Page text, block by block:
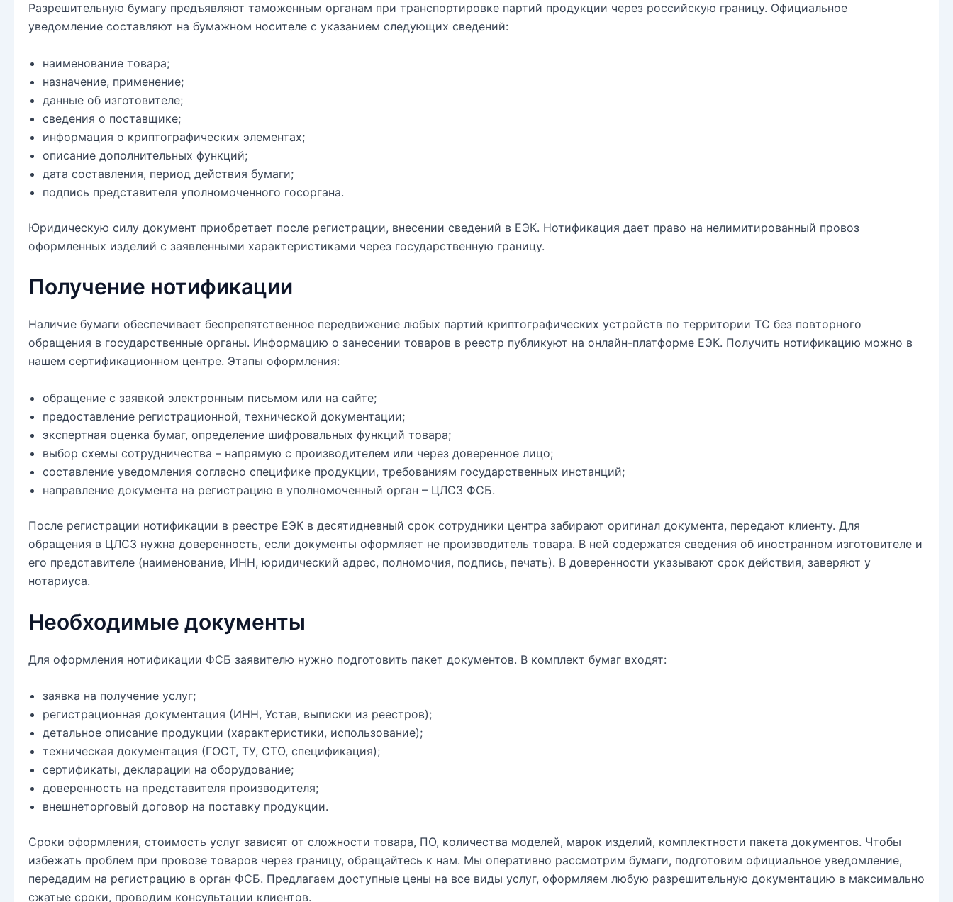
Разрешительную бумагу предъявляют таможенным органам при транспортировке партий продукции через российскую границу. Официальное
уведомление составляют на бумажном носителе с указанием следующих сведений:
наименование товара;
назначение, применение;
данные об изготовителе;
сведения о поставщике;
информация о криптографических элементах;
описание дополнительных функций;
дата составления, период действия бумаги;
подпись представителя уполномоченного госоргана.
Юридическую силу документ приобретает после регистрации, внесении сведений в ЕЭК. Нотификация дает право на нелимитированный провоз
оформленных изделий с заявленными характеристиками через государственную границу.
Получение нотификации
Наличие бумаги обеспечивает беспрепятственное передвижение любых партий криптографических устройств по территории ТС без повторного
обращения в государственные органы. Информацию о занесении товаров в реестр публикуют на онлайн-платформе ЕЭК. Получить нотификацию можно в
нашем сертификационном центре. Этапы оформления:
обращение с заявкой электронным письмом или на сайте;
предоставление регистрационной, технической документации;
экспертная оценка бумаг, определение шифровальных функций товара;
выбор схемы сотрудничества – напрямую с производителем или через доверенное лицо;
составление уведомления согласно специфике продукции, требованиям государственных инстанций;
направление документа на регистрацию в уполномоченный орган – ЦЛСЗ ФСБ.
После регистрации нотификации в реестре ЕЭК в десятидневный срок сотрудники центра забирают оригинал документа, передают клиенту. Для
обращения в ЦЛСЗ нужна доверенность, если документы оформляет не производитель товара. В ней содержатся сведения об иностранном изготовителе и
его представителе (наименование, ИНН, юридический адрес, полномочия, подпись, печать). В доверенности указывают срок действия, заверяют у
нотариуса.
Необходимые документы
Для оформления нотификации ФСБ заявителю нужно подготовить пакет документов. В комплект бумаг входят:
заявка на получение услуг;
регистрационная документация (ИНН, Устав, выписки из реестров);
детальное описание продукции (характеристики, использование);
техническая документация (ГОСТ, ТУ, СТО, спецификация);
сертификаты, декларации на оборудование;
доверенность на представителя производителя;
внешнеторговый договор на поставку продукции.
Сроки оформления, стоимость услуг зависят от сложности товара, ПО, количества моделей, марок изделий, комплектности пакета документов. Чтобы
избежать проблем при провозе товаров через границу, обращайтесь к нам. Мы оперативно рассмотрим бумаги, подготовим официальное уведомление,
передадим на регистрацию в орган ФСБ. Предлагаем доступные цены на все виды услуг, оформляем любую разрешительную документацию в максимально
сжатые сроки, проводим консультации клиентов.